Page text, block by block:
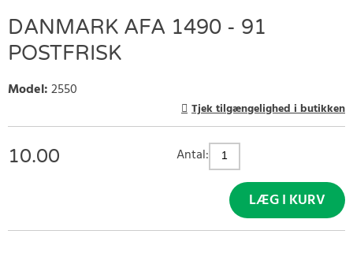
DANMARK AFA 1490 - 91
POSTFRISK
Model:2550
Tjek tilgængelighed i butikken
10.00 Antal:
LÆG I KURV